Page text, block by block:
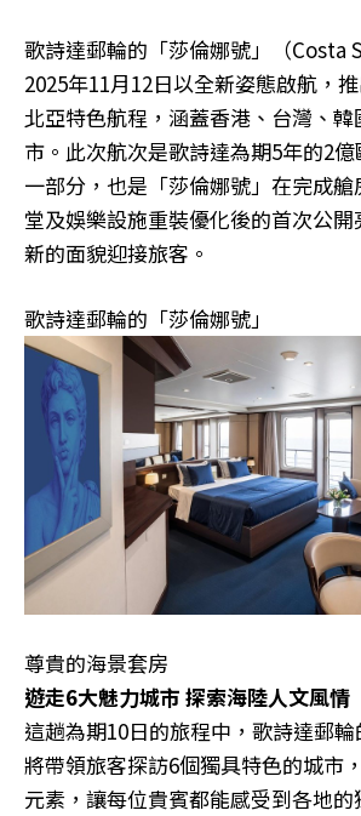
歌詩達郵輪的「莎倫娜號」（Costa
2025年11月12日以全新姿態啟航，
北亞特色航程，涵蓋香港、台灣、
市。此次航次是歌詩達為期5年的2
一部分，也是「莎倫娜號」在完成
堂及娛樂設施重裝優化後的首次公
新的面貌迎接旅客。
歌詩達郵輪的「莎倫娜號」
尊貴的海景套房
遊走6大魅力城市 探索海陸人文風情
這趟為期10日的旅程中，歌詩達郵輪
將帶領旅客探訪6個獨具特色的城市
元素，讓每位貴賓都能感受到各地